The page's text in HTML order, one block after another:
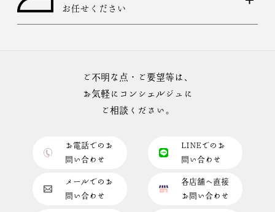
お任せください
ご不明な点・ご要望等は、
お気軽にコンシェルジュに
ご相談ください。
お電話でのお
問い合わせ
LINEでのお
問い合わせ
メールでのお
問い合わせ
各店舗へ直接
お問い合わせ